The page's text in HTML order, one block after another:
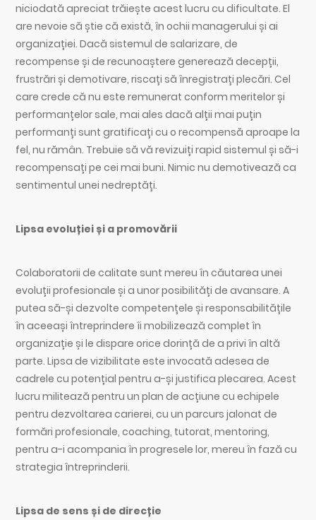
niciodată apreciat trăiește acest lucru cu dificultate. El
are nevoie să știe că există, în ochii managerului și ai
organizației. Dacă sistemul de salarizare, de
recompense și de recunoaștere generează decepții,
frustrări și demotivare, riscați să înregistrați plecări. Cel
care crede că nu este remunerat conform meritelor și
performanțelor sale, mai ales dacă alții mai puțin
performanți sunt gratificați cu o recompensă aproape la
fel, nu rămân. Trebuie să vă revizuiți rapid sistemul și să-i
recompensați pe cei mai buni. Nimic nu demotivează ca
sentimentul unei nedreptăți.
Lipsa evoluției și a promovării
Colaboratorii de calitate sunt mereu în căutarea unei
evoluții profesionale și a unor posibilități de avansare. A
putea să-și dezvolte competențele și responsabilitățile
în aceeași întreprindere îi mobilizează complet în
organizație și le dispare orice dorință de a privi în altă
parte. Lipsa de vizibilitate este invocată adesea de
cadrele cu potențial pentru a-și justifica plecarea. Acest
lucru militează pentru un plan de acțiune cu echipele
pentru dezvoltarea carierei, cu un parcurs jalonat de
formări profesionale, coaching, tutorat, mentoring,
pentru a-i acompania în progresele lor, mereu în fază cu
strategia întreprinderii.
Lipsa de sens și de direcție